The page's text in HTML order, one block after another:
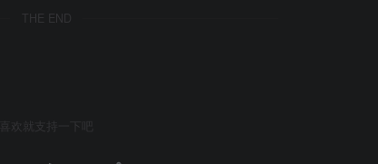
THE END
喜欢就支持一下吧